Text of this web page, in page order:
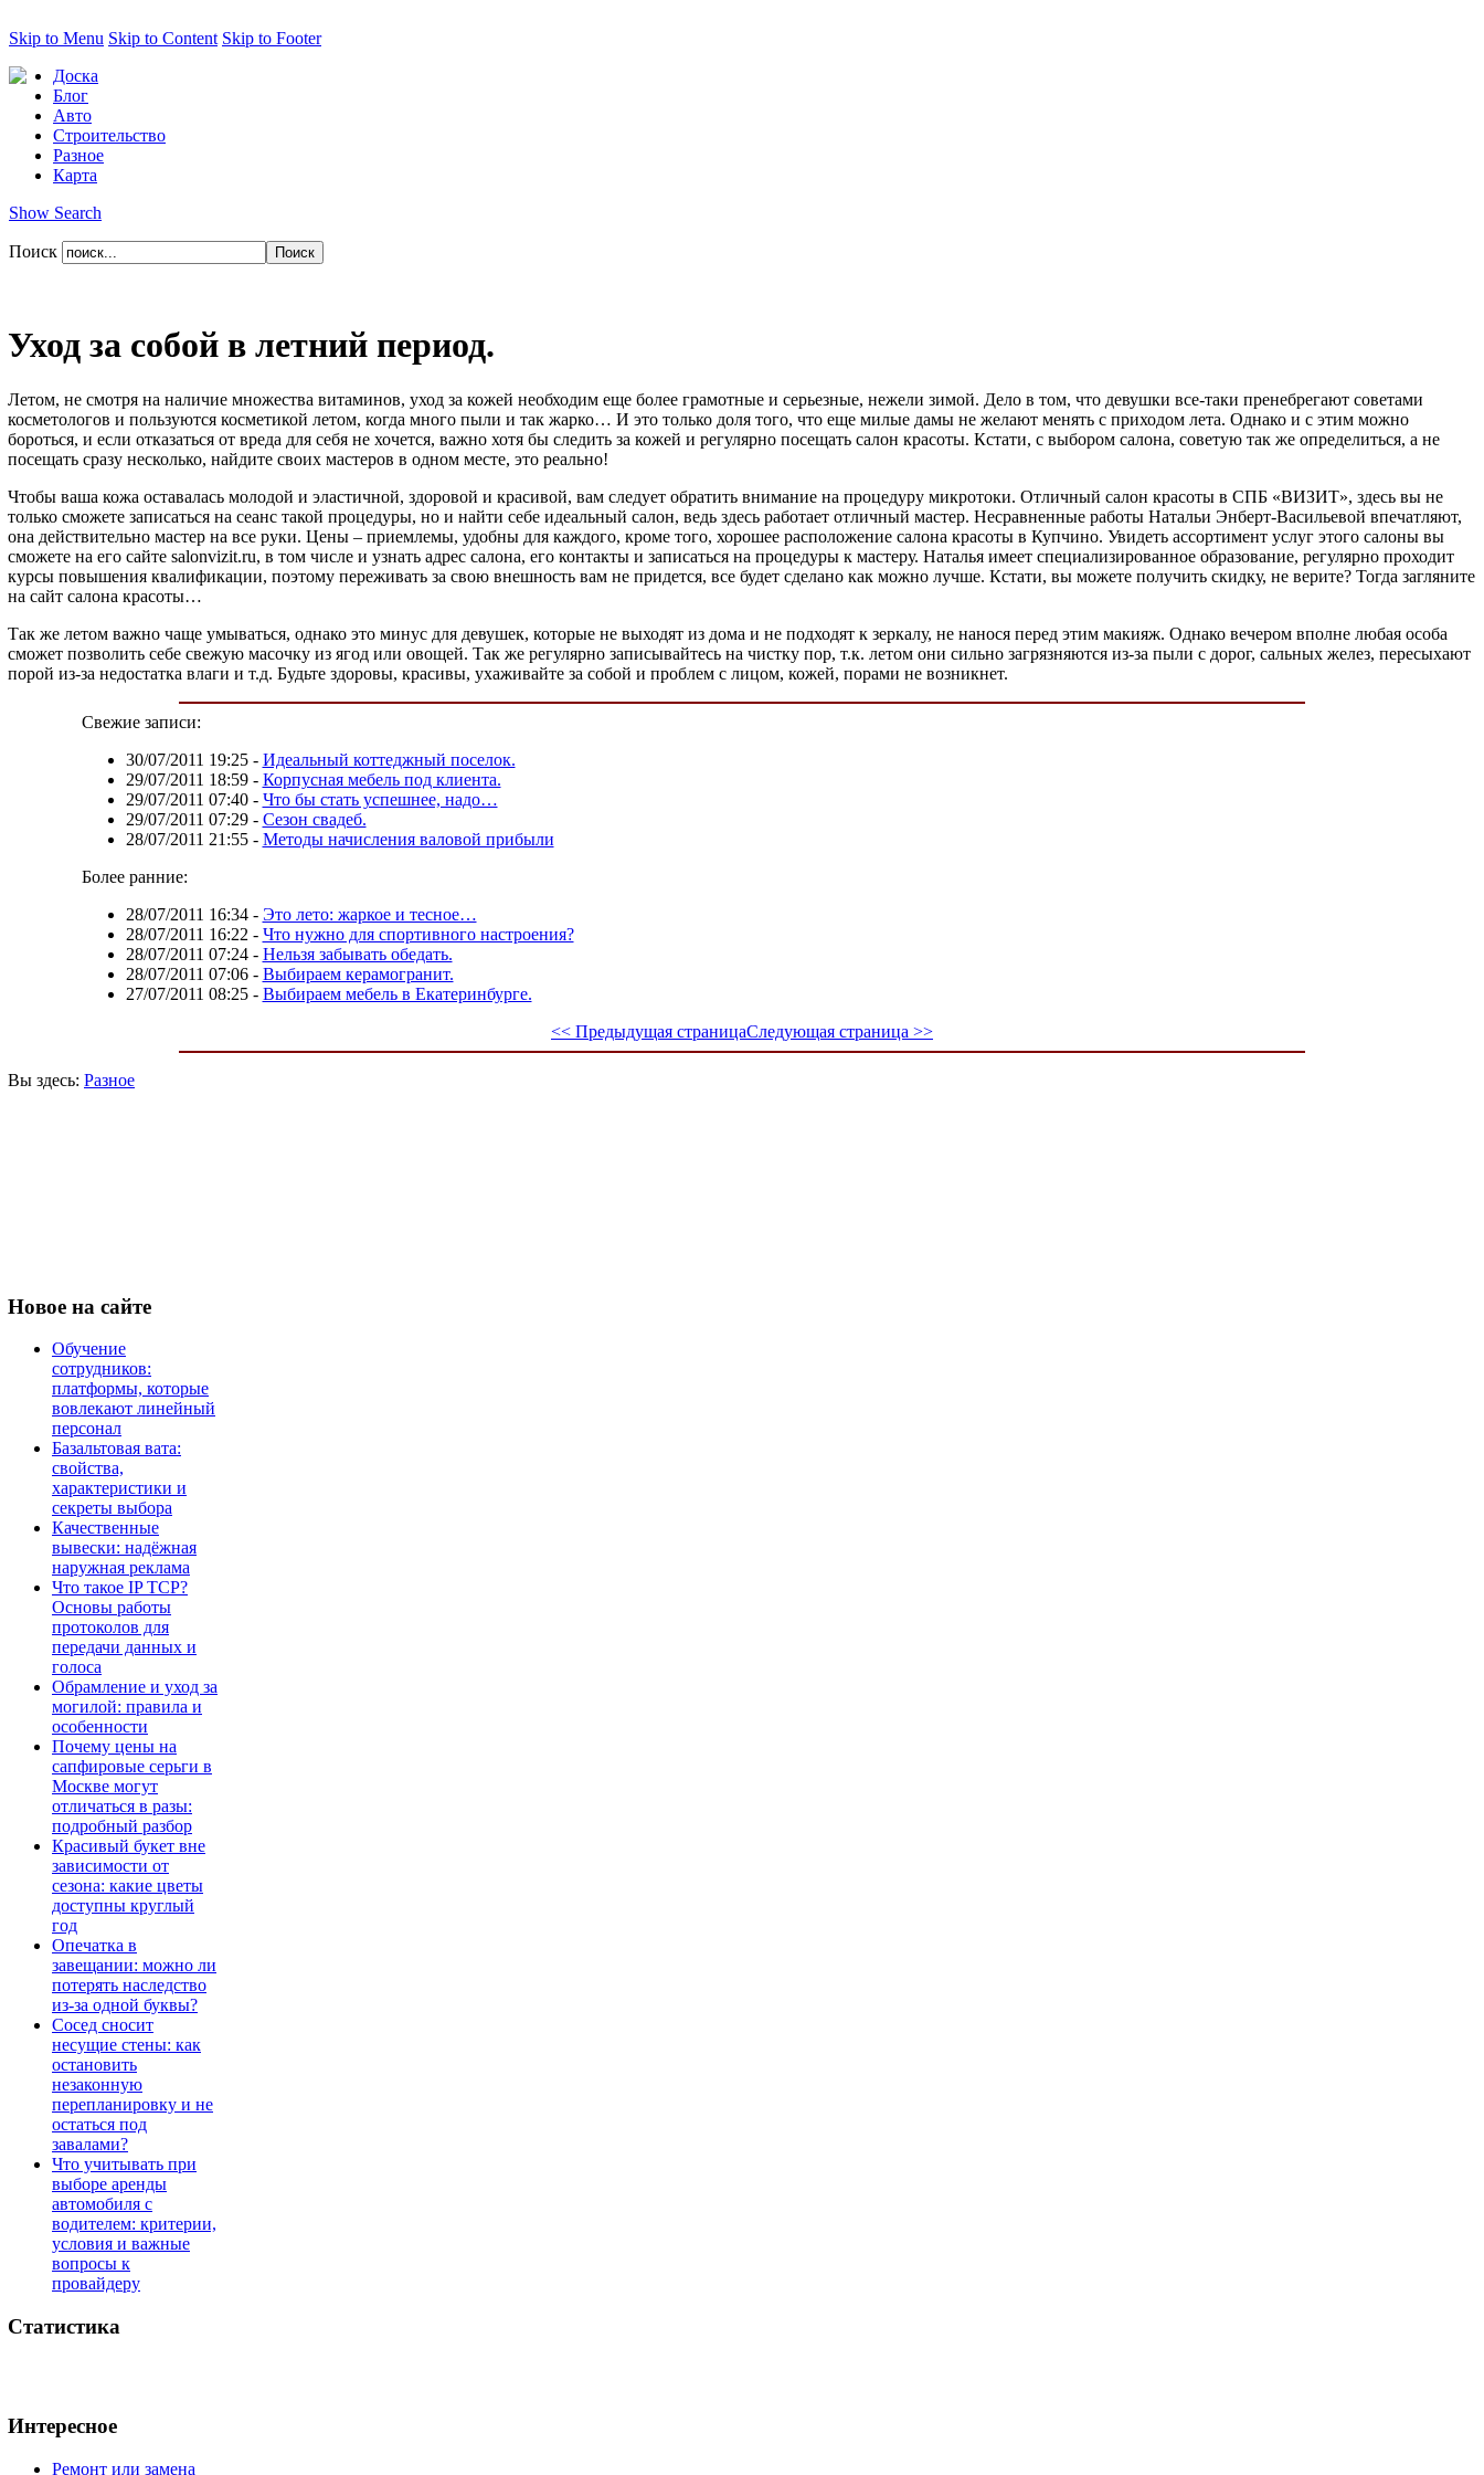
Skip to Menu Skip to Content Skip to Footer
Доска
Блог
Авто
Строительство
Разное
Карта
Show Search
Поиск
Уход за собой в летний период.
Летом, не смотря на наличие множества витаминов, уход за кожей необходим еще более грамотные и серьезные, нежели зимой. Дело в том, что девушки все-таки пренебрегают советами
косметологов и пользуются косметикой летом, когда много пыли и так жарко… И это только доля того, что еще милые дамы не желают менять с приходом лета. Однако и с этим можно
бороться, и если отказаться от вреда для себя не хочется, важно хотя бы следить за кожей и регулярно посещать салон красоты. Кстати, с выбором салона, советую так же определиться, а не
посещать сразу несколько, найдите своих мастеров в одном месте, это реально!
Чтобы ваша кожа оставалась молодой и эластичной, здоровой и красивой, вам следует обратить внимание на процедуру микротоки. Отличный салон красоты в СПБ «ВИЗИТ», здесь вы не
только сможете записаться на сеанс такой процедуры, но и найти себе идеальный салон, ведь здесь работает отличный мастер. Несравненные работы Натальи Энберт-Васильевой впечатляют,
она действительно мастер на все руки. Цены – приемлемы, удобны для каждого, кроме того, хорошее расположение салона красоты в Купчино. Увидеть ассортимент услуг этого салоны вы
сможете на его сайте salonvizit.ru, в том числе и узнать адрес салона, его контакты и записаться на процедуры к мастеру. Наталья имеет специализированное образование, регулярно проходит
курсы повышения квалификации, поэтому переживать за свою внешность вам не придется, все будет сделано как можно лучше. Кстати, вы можете получить скидку, не верите? Тогда загляните
на сайт салона красоты…
Так же летом важно чаще умываться, однако это минус для девушек, которые не выходят из дома и не подходят к зеркалу, не нанося перед этим макияж. Однако вечером вполне любая особа
сможет позволить себе свежую масочку из ягод или овощей. Так же регулярно записывайтесь на чистку пор, т.к. летом они сильно загрязняются из-за пыли с дорог, сальных желез, пересыхают
порой из-за недостатка влаги и т.д. Будьте здоровы, красивы, ухаживайте за собой и проблем с лицом, кожей, порами не возникнет.
Свежие записи:
30/07/2011 19:25- Идеальный коттеджный поселок.
29/07/2011 18:59- Корпусная мебель под клиента.
29/07/2011 07:40- Что бы стать успешнее, надо…
29/07/2011 07:29- Сезон свадеб.
28/07/2011 21:55- Методы начисления валовой прибыли
Более ранние:
28/07/2011 16:34- Это лето: жаркое и тесное…
28/07/2011 16:22 - Что нужно для спортивного настроения?
28/07/2011 07:24- Нельзя забывать обедать.
28/07/2011 07:06- Выбираем керамогранит.
27/07/2011 08:25- Выбираем мебель в Екатеринбурге.
<< Предыдущая страницаСледующая страница >>
Вы здесь: Разное
Новое на сайте
Обучение
сотрудников:
платформы, которые
вовлекают линейный
персонал
Базальтовая вата:
свойства,
характеристики и
секреты выбора
Качественные
вывески: надёжная
наружная реклама
Что такое IP TCP?
Основы работы
протоколов для
передачи данных и
голоса
Обрамление и уход за
могилой: правила и
особенности
Почему цены на
сапфировые серьги в
Москве могут
отличаться в разы:
подробный разбор
Красивый букет вне
зависимости от
сезона: какие цветы
доступны круглый
год
Опечатка в
завещании: можно ли
потерять наследство
из-за одной буквы?
Сосед сносит
несущие стены: как
остановить
незаконную
перепланировку и не
остаться под
завалами?
Что учитывать при
выборе аренды
автомобиля с
водителем: критерии,
условия и важные
вопросы к
провайдеру
Статистика
Интересное
Ремонт или замена